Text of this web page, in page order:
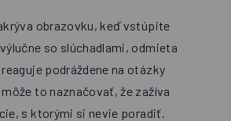
obrazovku, keď vstúpite
so slúchadlami, odmieta
podráždene na otázky
to naznačovať, že zažíva
s ktorými si nevie poradiť.